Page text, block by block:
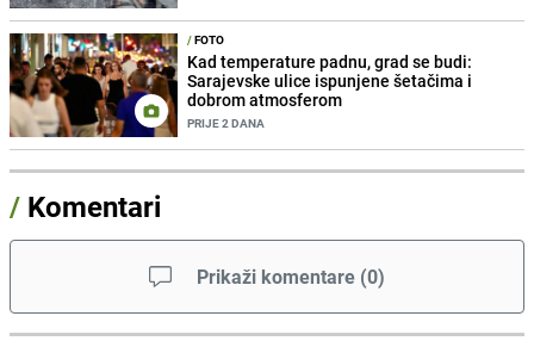
/FOTO
Kad temperature padnu, grad se budi:
Sarajevske ulice ispunjene šetačima i
dobrom atmosferom
PRIJE 2 DANA
/ Komentari
Prikaži komentare (0)